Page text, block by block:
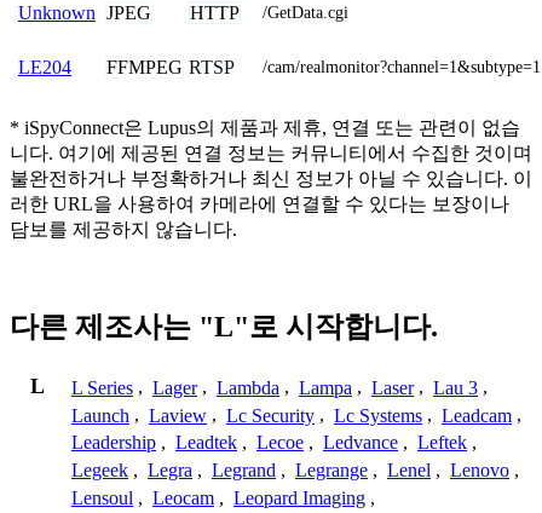
Unknown JPEG HTTP /GetData.cgi
LE204 FFMPEG RTSP /cam/realmonitor?channel=1&subtype=1
* iSpyConnect은 Lupus의 제품과 제휴, 연결 또는 관련이 없습
니다. 여기에 제공된 연결 정보는 커뮤니티에서 수집한 것이며
불완전하거나 부정확하거나 최신 정보가 아닐 수 있습니다. 이
러한 URL을 사용하여 카메라에 연결할 수 있다는 보장이나
담보를 제공하지 않습니다.
다른 제조사는 "L"로 시작합니다.
L L Series , Lager , Lambda , Lampa , Laser , Lau 3 ,
Launch , Laview , Lc Security , Lc Systems , Leadcam ,
Leadership , Leadtek , Lecoe , Ledvance , Leftek ,
Legeek , Legra , Legrand , Legrange , Lenel , Lenovo ,
Lensoul , Leocam , Leopard Imaging ,